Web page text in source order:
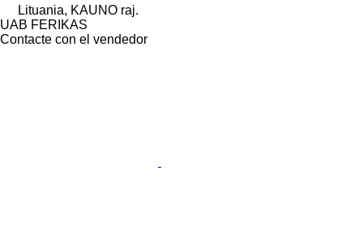
Lituania, KAUNO raj.
UAB FERIKAS
Contacte con el vendedor